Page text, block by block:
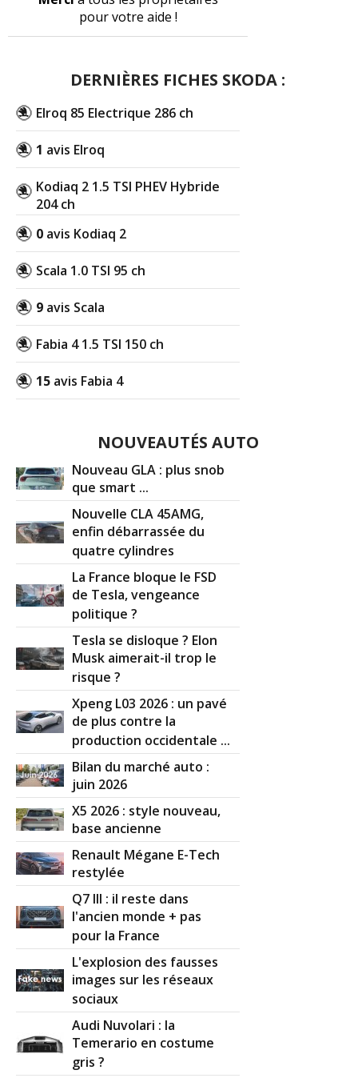
pour votre aide !
DERNIÈRES FICHES SKODA :
Elroq 85 Electrique 286 ch
1 avis Elroq
Kodiaq 2 1.5 TSI PHEV Hybride
204 ch
0 avis Kodiaq 2
Scala 1.0 TSI 95 ch
9 avis Scala
Fabia 4 1.5 TSI 150 ch
15 avis Fabia 4
NOUVEAUTÉS AUTO
Nouveau GLA : plus snob
que smart ...
Nouvelle CLA 45AMG,
enfin débarrassée du
quatre cylindres
La France bloque le FSD
de Tesla, vengeance
politique ?
Tesla se disloque ? Elon
Musk aimerait-il trop le
risque ?
Xpeng L03 2026 : un pavé
de plus contre la
production occidentale ...
Bilan du marché auto :
juin 2026
X5 2026 : style nouveau,
base ancienne
Renault Mégane E-Tech
restylée
Q7 III : il reste dans
l'ancien monde + pas
pour la France
L'explosion des fausses
images sur les réseaux
sociaux
Audi Nuvolari : la
Temerario en costume
gris ?